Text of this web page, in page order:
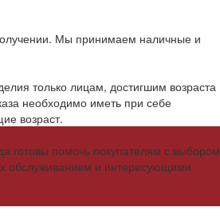
Мы принимаем наличные и
только лицам, достигшим возраста
необходимо иметь при себе
возраст.
готовы помочь покупателям с выбором
обслуживанием и интересующими